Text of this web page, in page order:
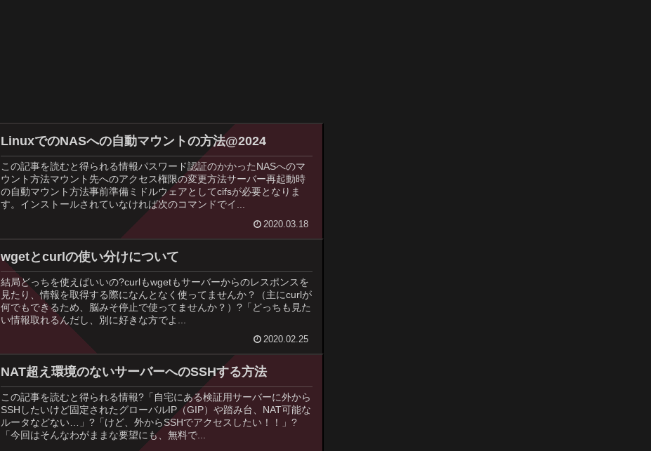
LinuxでのNASへの自動マウントの方法@2024
この記事を読むと得られる情報パスワード認証のかかったNASへのマ
ウント方法マウント先へのアクセス権限の変更方法サーバー再起動時
の自動マウント方法事前準備ミドルウェアとしてcifsが必要となりま
す。インストールされていなければ次のコマンドでイ...
2020.03.18
wgetとcurlの使い分けについて
結局どっちを使えばいいの?curlもwgetもサーバーからのレスポンスを
見たり、情報を取得する際になんとなく使ってませんか？（主にcurlが
何でもできるため、脳みそ停止で使ってませんか？）?「どっちも見た
い情報取れるんだし、別に好きな方でよ...
2020.02.25
NAT超え環境のないサーバーへのSSHする方法
この記事を読むと得られる情報?「自宅にある検証用サーバーに外から
SSHしたいけど固定されたグローバルIP（GIP）や踏み台、NAT可能な
ルータなどない…」?「けど、外からSSHでアクセスしたい！！」?
「今回はそんなわがままな要望にも、無料で...